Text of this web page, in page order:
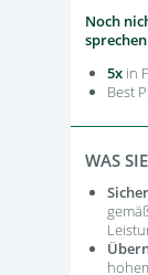
Noch
5x in
Best
WAS